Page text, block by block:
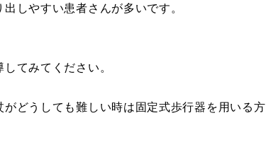
しやすい患者さんが多いです。
てみてください。
どうしても難しい時は固定式歩行器を用いる方